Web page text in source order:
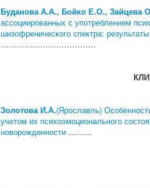
Буданова А.А., Бойко Е.О., Зайцева
ассоциированных с употреблением
шизофренического спектра:
………………………………
Золотова И.А.(Ярославль)
учетом их психоэмоционального
новорожденности ………